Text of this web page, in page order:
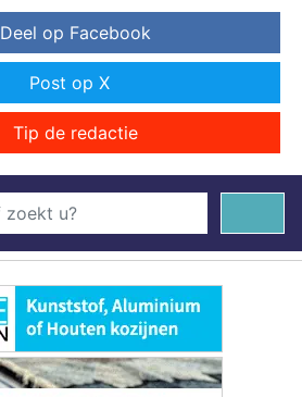
Deel op Facebook
Post op X
Tip de redactie